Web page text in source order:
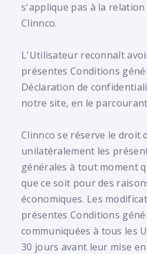
s'applique pas à la
Clinnco.
L'Utilisateur reconnaît
présentes Conditions
Déclaration de
notre site, en le
Clinnco se réserve le droit
unilatéralement les
générales à tout moment
que ce soit pour des
économiques. Les
présentes Conditions
communiquées à tous les
30 jours avant leur mise